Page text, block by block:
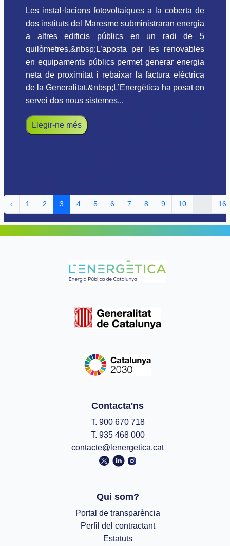
Les instal·lacions fotovoltaiques a la coberta de
dos instituts del Maresme subministraran energia
a altres edificis públics en un radi de 5
quilòmetres.&nbsp;L’aposta per les renovables
en equipaments públics permet generar energia
neta de proximitat i rebaixar la factura elèctrica
de la Generalitat.&nbsp;L’Energètica ha posat en
servei dos nous sistemes...
Llegir-ne més
‹ 1 2 3 4 5 6 7 8 9 10 16
Contacta'ns
T. 900 670 718
T. 935 468 000
contacte@lenergetica.cat
Qui som?
Portal de transparència
Perfil del contractant
Estatuts